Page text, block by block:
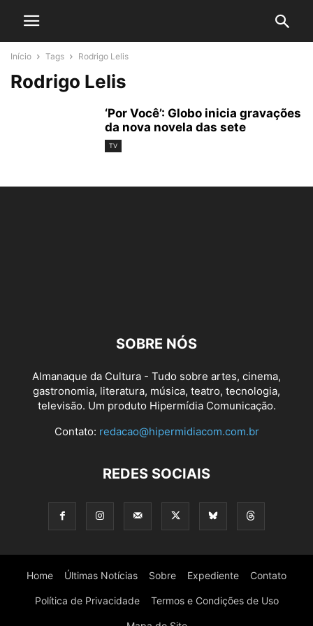
Início Tags Rodrigo Lelis
Rodrigo Lelis
‘Por Você’: Globo inicia gravações
da nova novela das sete
TV
SOBRE NÓS
Almanaque da Cultura - Tudo sobre artes, cinema,
gastronomia, literatura, música, teatro, tecnologia,
televisão. Um produto Hipermídia Comunicação.
Contato: redacao@hipermidiacom.com.br
REDES SOCIAIS
Home Últimas Notícias Sobre Expediente Contato
Política de Privacidade Termos e Condições de Uso